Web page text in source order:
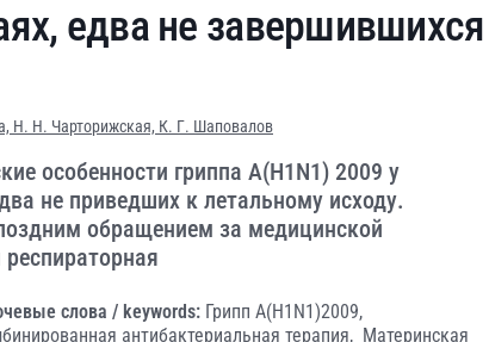
едва не завершившихся
Н. Н. Чарторижская, К. Г. Шаповалов
особенности гриппа А(H1N1) 2009 у
не приведших к летальному исходу.
обращением за медицинской
слова / keywords: Грипп А(H1N1)2009,
антибактериальная терапия, Материнская